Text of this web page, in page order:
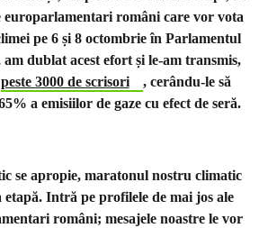
europarlamentari români care vor vota
pe 6 și 8 octombrie în Parlamentul
dublat acest efort și le-am transmis,
peste 3000 de scrisori
, cerându-le să
a emisiilor de gaze cu efect de seră.
se apropie, maratonul nostru climatic
etapă. Intră pe profilele de mai jos ale
români; mesajele noastre le vor